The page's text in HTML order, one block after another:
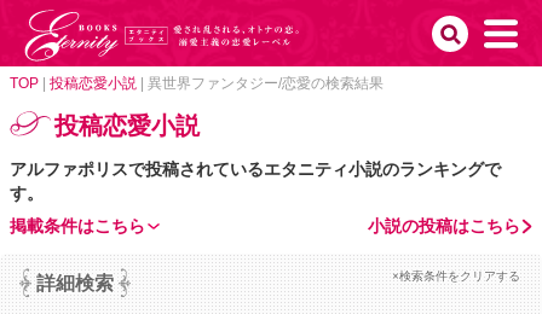
TOP 投稿恋愛小説 異世界ファンタジー/恋愛の検索結果
投稿恋愛小説
アルファポリスで投稿されているエタニティ小説のランキングで
す。
小説の投稿はこちら
掲載条件はこちら
詳細検索 ×検索条件をクリアする